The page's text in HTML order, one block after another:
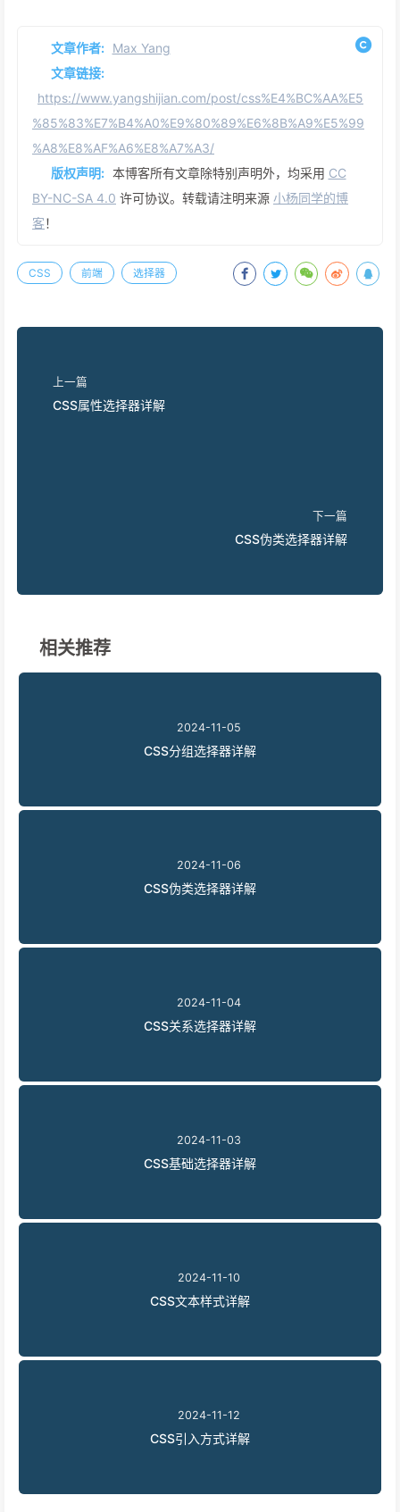
文章作者: Max Yang
文章链接:
https://www.yangshijian.com/post/css%E4%BC%AA%E5
%85%83%E7%B4%A0%E9%80%89%E6%8B%A9%E5%99
%A8%E8%AF%A6%E8%A7%A3/
版权声明: 本博客所有文章除特别声明外，均采用 CC
BY-NC-SA 4.0 许可协议。转载请注明来源 小杨同学的博
客！
CSS 前端 选择器
上一篇
CSS属性选择器详解
下一篇
CSS伪类选择器详解
相关推荐
2024-11-05
CSS分组选择器详解
2024-11-06
CSS伪类选择器详解
2024-11-04
CSS关系选择器详解
2024-11-03
CSS基础选择器详解
2024-11-10
CSS文本样式详解
2024-11-12
CSS引入方式详解